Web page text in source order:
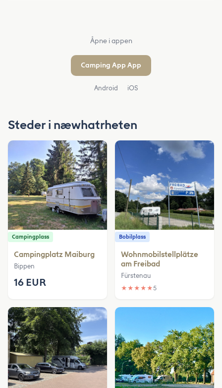
Åpne i appen
Camping App App
Android iOS
Steder i næwhatrheten
Campingplass
Campingplatz Maiburg
Bippen
16 EUR
Bobilplass
Wohnmobilstellplätze
am Freibad
Fürstenau
★ ★ ★ ★ ★5